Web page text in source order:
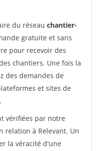
du réseau chantier-
gratuite et sans
pour recevoir des
chantiers. Une fois la
des demandes de
et sites de
vérifiées par notre
relation à Relevant. Un
la véracité d'une